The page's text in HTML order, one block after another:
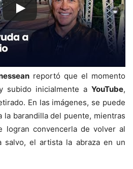
reportó que el momento
subido inicialmente a YouTube,
En las imágenes, se puede
la barandilla del puente, mientras
logran convencerla de volver al
salvo, el artista la abraza en un